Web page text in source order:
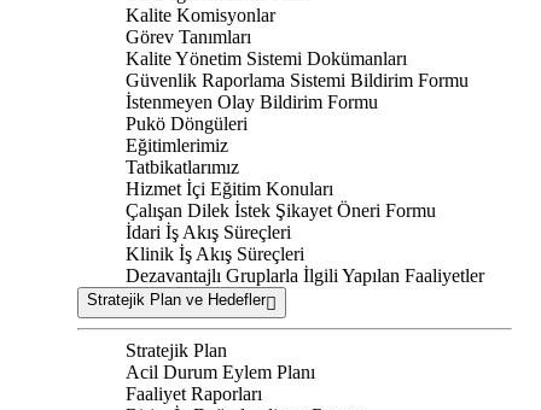
Kalite Komisyonlar
Görev Tanımları
Kalite Yönetim Sistemi Dokümanları
Güvenlik Raporlama Sistemi Bildirim Formu
İstenmeyen Olay Bildirim Formu
Pukö Döngüleri
Eğitimlerimiz
Tatbikatlarımız
Hizmet İçi Eğitim Konuları
Çalışan Dilek İstek Şikayet Öneri Formu
İdari İş Akış Süreçleri
Klinik İş Akış Süreçleri
Dezavantajlı Gruplarla İlgili Yapılan Faaliyetler
Stratejik Plan ve Hedefler
Stratejik Plan
Acil Durum Eylem Planı
Faaliyet Raporları